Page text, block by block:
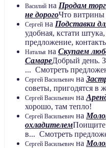
Василий на Продам
не дорогоЧто витрины
Сергей на Подставки
удобная, кстати
предложение,
Наталья на Скупаем
СамареДобрый день.
... Смотреть
Сергей Васильевич на
советы, пригодятся в
Сергей Васильевич на
хорошо, там тепло!
Сергей Васильевич на
охладителемПоищите
в... Смотреть
Сергей Васильевич на